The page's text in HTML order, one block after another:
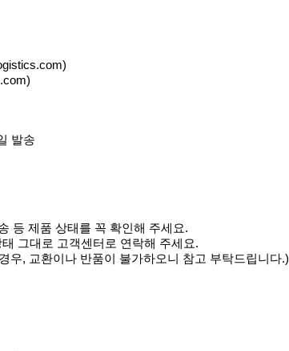
)
)
발송
등 제품 상태를 꼭 확인해 주세요.
그대로 고객센터로 연락해 주세요.
우, 교환이나 반품이 불가하오니 참고 부탁드립니다.)